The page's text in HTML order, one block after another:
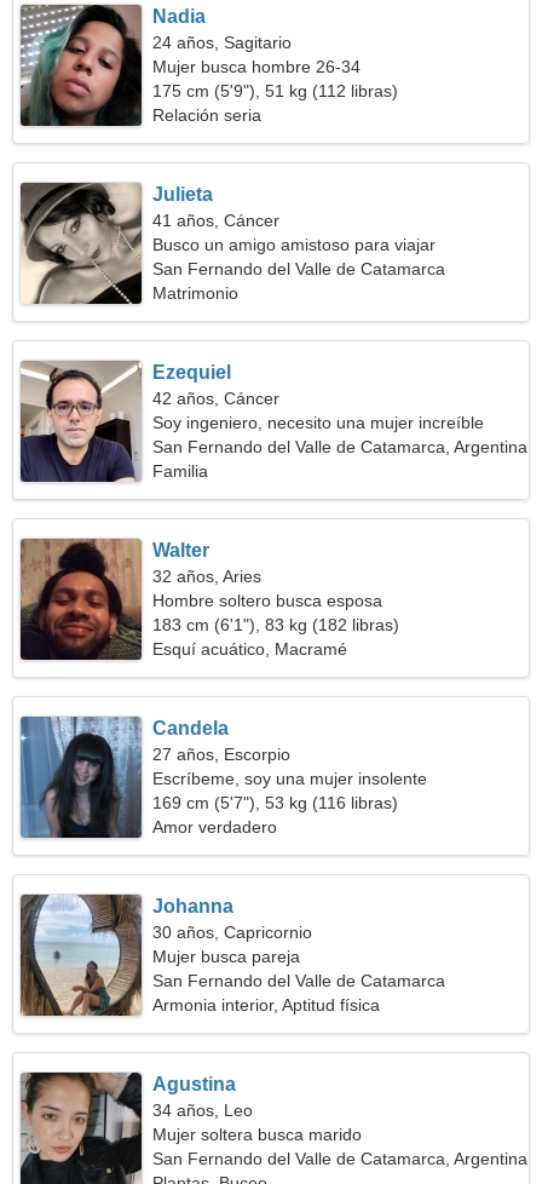
Nadia
24 años, Sagitario
Mujer busca hombre 26-34
175 cm (5'9"), 51 kg (112 libras)
Relación seria
Julieta
41 años, Cáncer
Busco un amigo amistoso para viajar
San Fernando del Valle de Catamarca
Matrimonio
Ezequiel
42 años, Cáncer
Soy ingeniero, necesito una mujer increíble
San Fernando del Valle de Catamarca, Argentina
Familia
Walter
32 años, Aries
Hombre soltero busca esposa
183 cm (6'1"), 83 kg (182 libras)
Esquí acuático, Macramé
Candela
27 años, Escorpio
Escríbeme, soy una mujer insolente
169 cm (5'7"), 53 kg (116 libras)
Amor verdadero
Johanna
30 años, Capricornio
Mujer busca pareja
San Fernando del Valle de Catamarca
Armonia interior, Aptitud física
Agustina
34 años, Leo
Mujer soltera busca marido
San Fernando del Valle de Catamarca, Argentina